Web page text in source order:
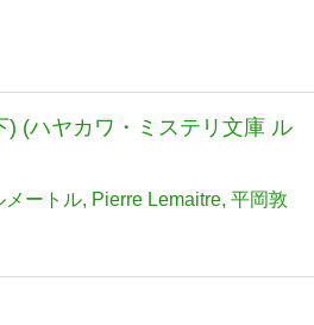
) (ハヤカワ・ミステリ文庫 ル
メートル Pierre Lemaitre 平岡敦